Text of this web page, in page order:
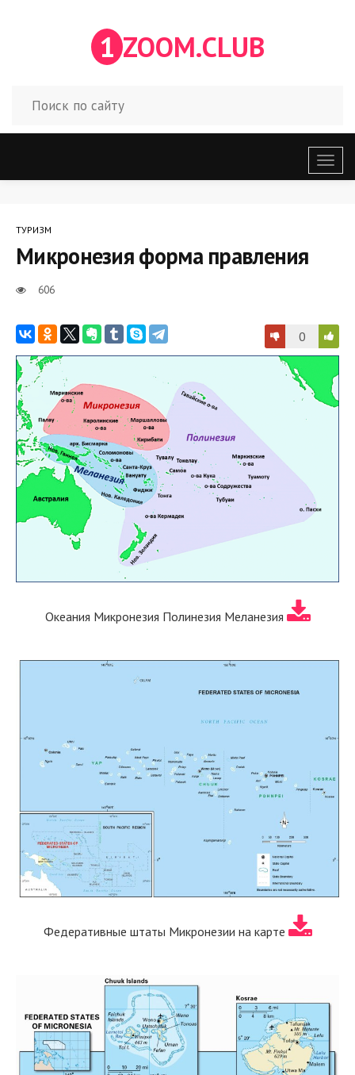
1 ZOOM.CLUB
меню
ТУРИЗМ
Микронезия форма правления
606
0
Океания Микронезия Полинезия Меланезия
Федеративные штаты Микронезии на карте